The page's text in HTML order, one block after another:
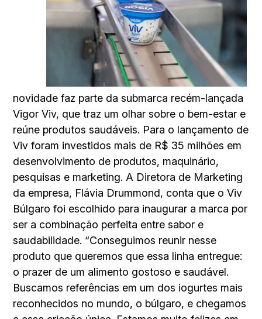
novidade faz parte da submarca recém-lançada
Vigor Viv, que traz um olhar sobre o bem-estar e
reúne produtos saudáveis. Para o lançamento de
Viv foram investidos mais de R$ 35 milhões em
desenvolvimento de produtos, maquinário,
pesquisas e marketing. A Diretora de Marketing
da empresa, Flávia Drummond, conta que o Viv
Búlgaro foi escolhido para inaugurar a marca por
ser a combinação perfeita entre sabor e
saudabilidade. “Conseguimos reunir nesse
produto que queremos que essa linha entregue:
o prazer de um alimento gostoso e saudável.
Buscamos referências em um dos iogurtes mais
reconhecidos no mundo, o búlgaro, e chegamos